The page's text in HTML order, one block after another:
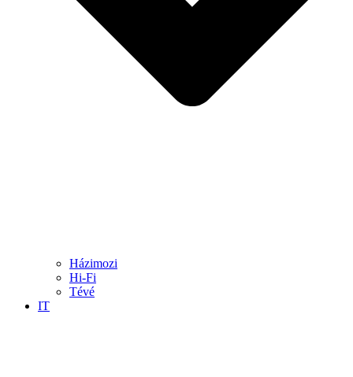
Házimozi
Hi-Fi
Tévé
IT